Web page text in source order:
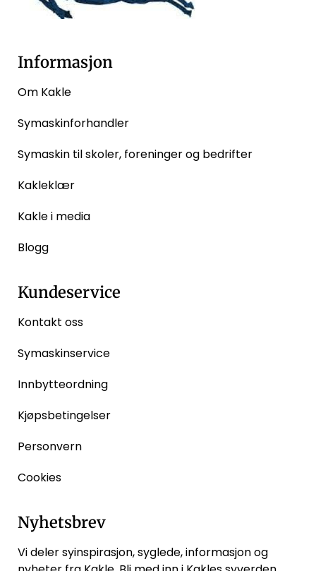
Informasjon
Om Kakle
Symaskinforhandler
Symaskin til skoler, foreninger og bedrifter
Kakleklær
Kakle i media
Blogg
Kundeservice
Kontakt oss
Symaskinservice
Innbytteordning
Kjøpsbetingelser
Personvern
Cookies
Nyhetsbrev
Vi deler syinspirasjon, syglede, informasjon og